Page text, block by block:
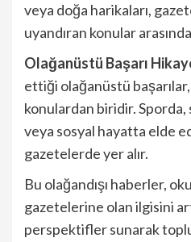
veya doğa harikaları,
uyandıran konular
Olağanüstü Başarı
ettiği olağanüstü
konulardan biridir. Sporda,
veya sosyal hayatta elde
gazetelerde yer alır.
Bu olağandışı haberler,
gazetelerine olan ilgisini
perspektifler sunarak